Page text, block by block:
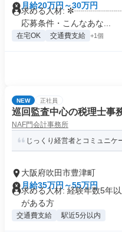
月給20万円～30万円
求める人材:
応募条件・こんなあな...
在宅OK 交通費支給 +1個
NEW 正社員
巡回監査中心の税理士事
NAF門会計事務所
じっくり経営者とコミュニケ
大阪府吹田市豊津町
月給35万円～55万円
求める人材: 経験年数5年
がある方
交通費支給 駅近5分以内